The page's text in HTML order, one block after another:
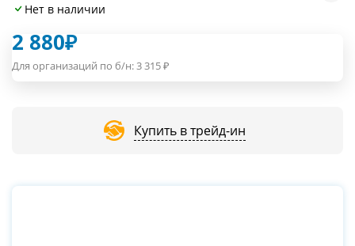
Нет в наличии
2 880₽
Для организаций по б/н:3 315₽
Купить в трейд-ин